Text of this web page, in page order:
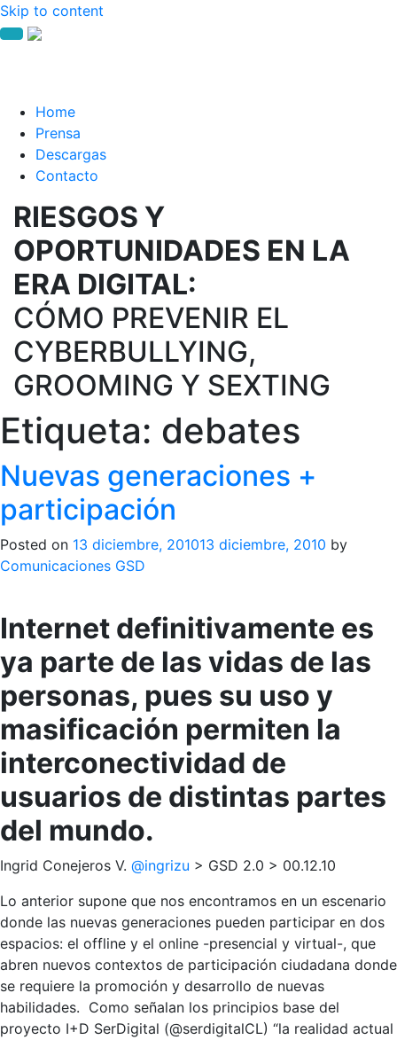
Skip to content
Home
Prensa
Descargas
Contacto
RIESGOS Y
OPORTUNIDADES EN LA
ERA DIGITAL:
CÓMO PREVENIR EL
CYBERBULLYING,
GROOMING Y SEXTING
Etiqueta: debates
Nuevas generaciones +
participación
Posted on 13 diciembre, 201013 diciembre, 2010 by
Comunicaciones GSD
Internet definitivamente es
ya parte de las vidas de las
personas, pues su uso y
masificación permiten la
interconectividad de
usuarios de distintas partes
del mundo.
Ingrid Conejeros V. @ingrizu > GSD 2.0 > 00.12.10
Lo anterior supone que nos encontramos en un escenario
donde las nuevas generaciones pueden participar en dos
espacios: el offline y el online -presencial y virtual-, que
abren nuevos contextos de participación ciudadana donde
se requiere la promoción y desarrollo de nuevas
habilidades. Como señalan los principios base del
proyecto I+D SerDigital (@serdigitalCL) “la realidad actual